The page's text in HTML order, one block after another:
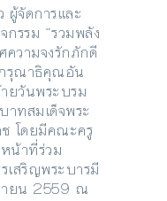
จัดการและ
รรม “รวมพลัง
ความจงรักภักดี
รุณาธิคุณอัน
ยวันพระบรม
ทสมเด็จพระ
โดยมีคณะครู
น้าที่ร่วม
สริญพระบารมี
ายน 2559 ณ